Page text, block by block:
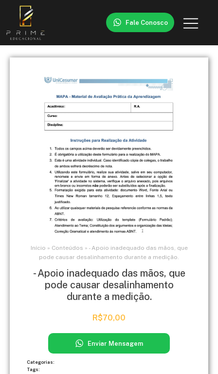
Fale Conosco
Início » Conteúdos » - Apoio inadequado das mãos, que
pode causar desalinhamento durante a medição.
- Apoio inadequado das mãos, que
pode causar desalinhamento
durante a medição.
R$70,00
Enviar Mensagem
Categorias:
Tags: